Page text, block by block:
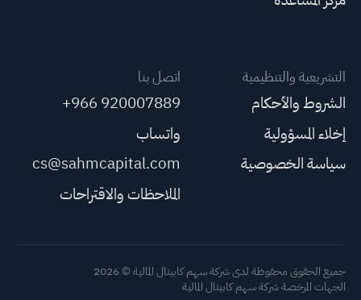
التشريعية والتنظيمية
الشروط والأحكام
إخلاء المسؤولية
سياسة الخصوصية
اتصل بنا
+966 920007889
واتساب
cs@sahmcapital.com
الملاحظات والاقتراحات
جميع الحقوق محفوظة لدى شركة سهم كابيتال المالية © 2026
الجهات المرخصة شركة سهم كابيتال المالية